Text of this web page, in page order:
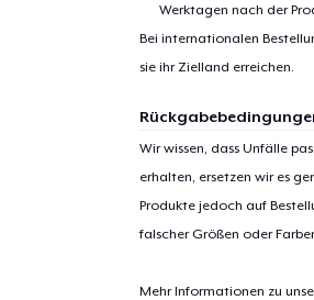
Werktagen nach der
Bei internationalen
sie ihr Zielland erreichen.
Wir wissen, dass Unfälle
erhalten, ersetzen wir es
Produkte jedoch auf
falscher Größen oder
Mehr Informationen zu